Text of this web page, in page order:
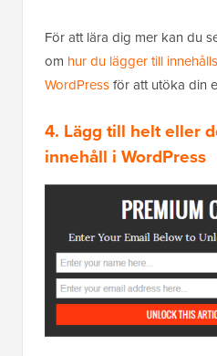
För att lära dig mer kan du
om hur du lägger till
WordPressför att utöka din
4. Lägg till helt eller
innehåll i WordPress